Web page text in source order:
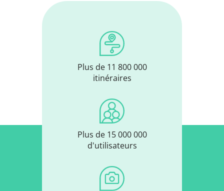
Plus de 11 800 000
itinéraires
Plus de 15 000 000
d'utilisateurs